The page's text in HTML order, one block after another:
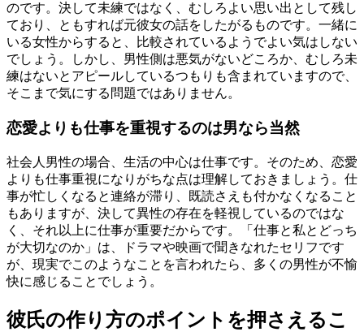
のです。決して未練ではなく、むしろよい思い出として残し
ており、ともすれば元彼女の話をしたがるものです。一緒に
いる女性からすると、比較されているようでよい気はしない
でしょう。しかし、男性側は悪気がないどころか、むしろ未
練はないとアピールしているつもりも含まれていますので、
そこまで気にする問題ではありません。
恋愛よりも仕事を重視するのは男なら当然
社会人男性の場合、生活の中心は仕事です。そのため、恋愛
よりも仕事重視になりがちな点は理解しておきましょう。仕
事が忙しくなると連絡が滞り、既読さえも付かなくなること
もありますが、決して異性の存在を軽視しているのではな
く、それ以上に仕事が重要だからです。「仕事と私とどっち
が大切なのか」は、ドラマや映画で聞きなれたセリフです
が、現実でこのようなことを言われたら、多くの男性が不愉
快に感じることでしょう。
彼氏の作り方のポイントを押さえるこ